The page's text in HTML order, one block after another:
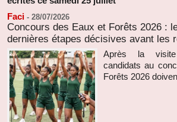
Faci - 28/07/2026
Concours des Eaux et Forêts 2026 :
dernières étapes décisives avant les
Après la
candidats au
Forêts 2026